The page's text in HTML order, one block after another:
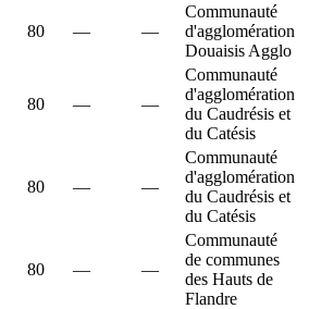
80 — —
Communauté
d'agglomération
Douaisis Agglo
80 — —
Communauté
d'agglomération
du Caudrésis et
du Catésis
80 — —
Communauté
d'agglomération
du Caudrésis et
du Catésis
80 — —
Communauté
de communes
des Hauts de
Flandre